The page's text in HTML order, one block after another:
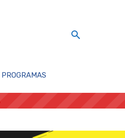
PROGRAMAS